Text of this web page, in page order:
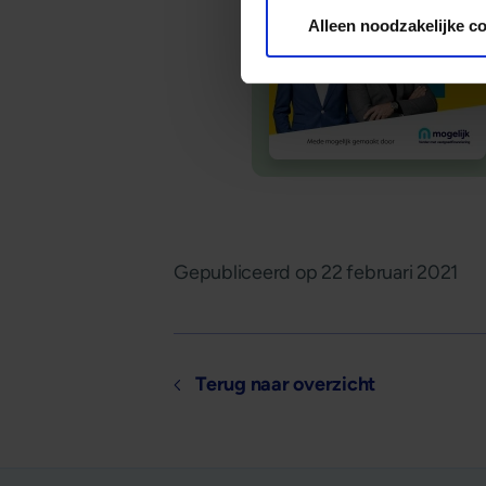
Alleen noodzakelijke
Gepubliceerd op 22 februari 2021
Terug naar overzicht